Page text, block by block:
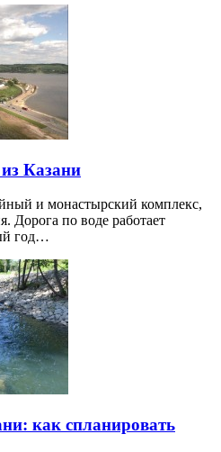
Казани
и монастырский комплекс,
Дорога по воде работает
год…
как спланировать